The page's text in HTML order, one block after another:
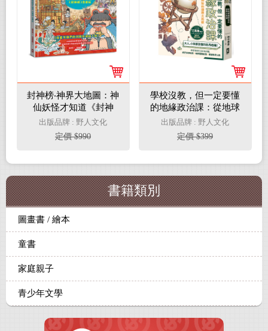
封神榜‧神界大地圖：神
仙妖怪才知道《封神
榜》怎麼玩
出版品牌 : 野人文化
定價 $990
學校沒教，但一定要懂
的地緣政治課：從地球
儀開始的國際大局觀
出版品牌 : 野人文化
定價 $399
書籍類別
圖畫書 / 繪本
童書
家庭親子
青少年文學